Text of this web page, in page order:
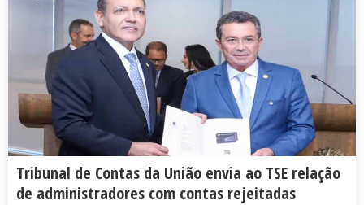
Tribunal de Contas da União envia ao TSE relação
de administradores com contas rejeitadas